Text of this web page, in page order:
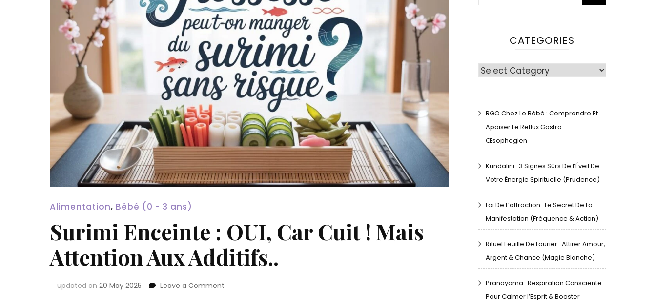
Alimentation, Bébé (0 - 3 ans)
Surimi Enceinte : OUI, Car Cuit ! Mais
Attention Aux Additifs..
updated on 20 May 2025 Leave a Comment
for:
CATEGORIES
Categories
RGO Chez Le Bébé : Comprendre Et
Apaiser Le Reflux Gastro-
Œsophagien
Kundalini : 3 Signes Sûrs De l’Éveil De
Votre Énergie Spirituelle (Prudence)
Loi De L’attraction : Le Secret De La
Manifestation (Fréquence & Action)
Rituel Feuille De Laurier : Attirer Amour,
Argent & Chance (Magie Blanche)
Pranayama : Respiration Consciente
Pour Calmer l’Esprit & Booster